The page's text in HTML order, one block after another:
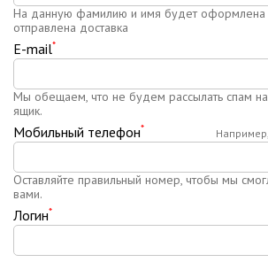
На данную фамилию и имя будет оформлена
отправлена доставка
E-mail*
Мы обещаем, что не будем рассылать спам
ящик.
Мобильный телефон*
Оставляйте правильный номер, чтобы мы
вами.
Логин*